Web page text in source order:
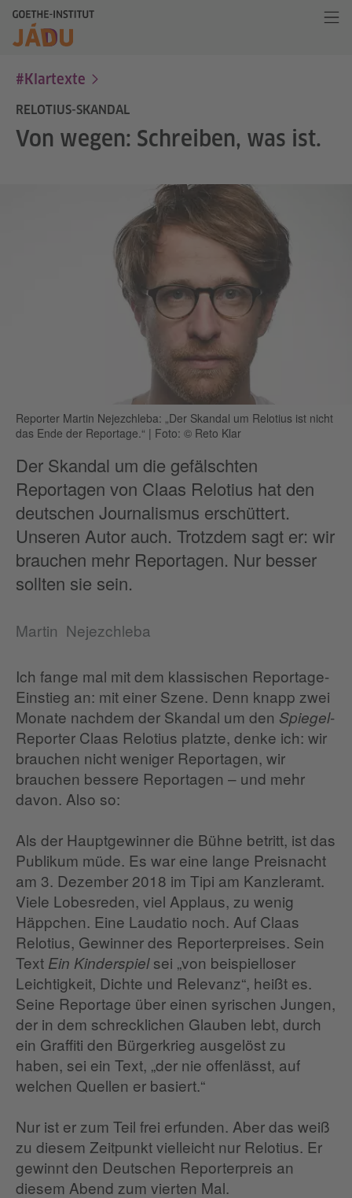
#Klartexte
RELOTIUS-SKANDAL
Von wegen: Schreiben, was ist.
Reporter Martin Nejezchleba: „Der Skandal um Relotius ist nicht
das Ende der Reportage.“ | Foto: © Reto Klar
Der Skandal um die gefälschten
Reportagen von Claas Relotius hat den
deutschen Journalismus erschüttert.
Unseren Autor auch. Trotzdem sagt er: wir
brauchen mehr Reportagen. Nur besser
sollten sie sein.
Martin Nejezchleba
Ich fange mal mit dem klassischen Reportage-
Einstieg an: mit einer Szene. Denn knapp zwei
Monate nachdem der Skandal um den Spiegel-
Reporter Claas Relotius platzte, denke ich: wir
brauchen nicht weniger Reportagen, wir
brauchen bessere Reportagen – und mehr
davon. Also so:
Als der Hauptgewinner die Bühne betritt, ist das
Publikum müde. Es war eine lange Preisnacht
am 3. Dezember 2018 im Tipi am Kanzleramt.
Viele Lobesreden, viel Applaus, zu wenig
Häppchen. Eine Laudatio noch. Auf Claas
Relotius, Gewinner des Reporterpreises. Sein
Text Ein Kinderspielsei „von beispielloser
Leichtigkeit, Dichte und Relevanz“, heißt es.
Seine Reportage über einen syrischen Jungen,
der in dem schrecklichen Glauben lebt, durch
ein Graffiti den Bürgerkrieg ausgelöst zu
haben, sei ein Text, „der nie offenlässt, auf
welchen Quellen er basiert.“
Nur ist er zum Teil frei erfunden. Aber das weiß
zu diesem Zeitpunkt vielleicht nur Relotius. Er
gewinnt den Deutschen Reporterpreis an
diesem Abend zum vierten Mal.